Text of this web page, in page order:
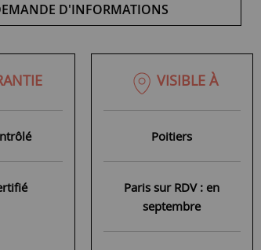
D'INFORMATIONS
VISIBLE À
Poitiers
Paris sur RDV : en
septembre